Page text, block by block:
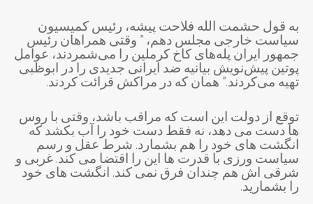
به قول حشمت الله فلاحت پیشه، رئیس کمیسیون
سیاست خارجی مجلس دهم، ” وقتی همراهان رئیس
جمهور ایران پله‌های کاخ کرملین را می‌شمردند، عوامل
پوتین پیش‌نویش بیانیه ضد ایرانی جدیدی را در ابوظبی
تهیه می‌کردند.” همان که در مراکش قرائت کردند.
توقع از دولت این است که مراقب باشد، وقتی با روس
ها دست می دهد، نه فقط دست خود را آب بکشد که
انگشت های خود را هم بشمارد. شرط عقل و رسم
سیاست ورزی با قدرت ها این را اقتضا می کند. غربی و
شرقی اش هم چندان فرق نمی کند. انگشت های خود
را بشمارید.